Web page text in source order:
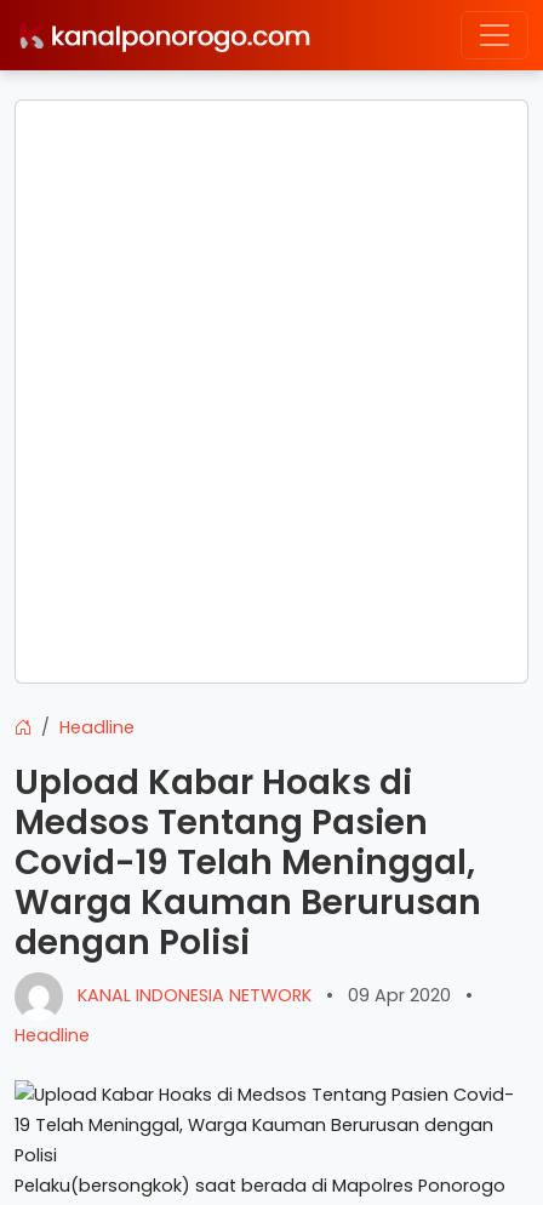
Headline
Upload Kabar Hoaks di
Medsos Tentang Pasien
Covid-19 Telah Meninggal,
Warga Kauman Berurusan
dengan Polisi
KANAL INDONESIA NETWORK • 09 Apr 2020
•
Headline
Pelaku(bersongkok) saat berada di Mapolres Ponorogo